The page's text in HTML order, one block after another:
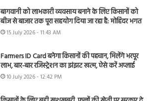
बागवानी को लाभकारी व्यवसाय बनाने के लिए किसानों को
बीज से बाजार तक पूरा सहयोग दिया जा रहा है: मोहिंदर भगत
15 July 2026 - 11:43 AM
Farmers ID Card बनेगा किसानों की पहचान, मिलेंगे भरपूर
लाभ, बार-बार रजिस्ट्रेशन का झंझट खत्म, ऐसे करें अप्लाई
10 July 2026 - 12:42 PM